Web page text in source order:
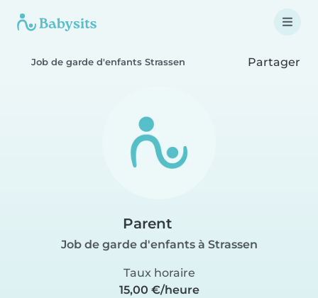
Job de garde d'enfants Strassen Partager
Parent
Job de garde d'enfants à Strassen
Taux horaire
15,00 €/heure